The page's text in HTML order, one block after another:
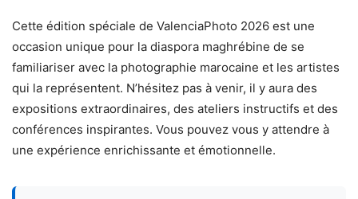
Cette édition spéciale de ValenciaPhoto 2026 est une
occasion unique pour la diaspora maghrébine de se
familiariser avec la photographie marocaine et les artistes
qui la représentent. N’hésitez pas à venir, il y aura des
expositions extraordinaires, des ateliers instructifs et des
conférences inspirantes. Vous pouvez vous y attendre à
une expérience enrichissante et émotionnelle.